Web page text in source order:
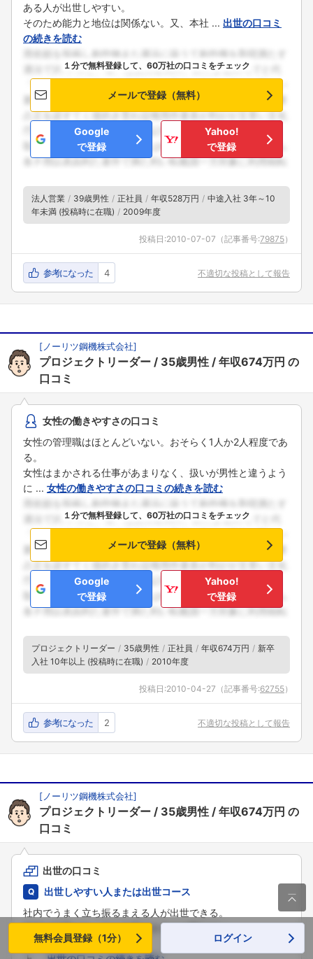
ある人が出世しやすい。
そのため能力と地位は関係ない。又、本社 ... 出世の口コミ
の続きを読む
１分で無料登録して、60万社の口コミをチェック
メールで登録（無料）
Google
で登録
Yahoo!
で登録
法人営業 39歳男性 正社員 年収528万円
中途入社 3年～10
年未満 (投稿時に在職)
2009年度
投稿日:2010-07-07 （記事番号:79875）
参考になった 4 不適切な投稿として報告
[ ノーリツ鋼機株式会社]
プロジェクトリーダー 35歳男性 年収674万円 の
口コミ
女性の働きやすさの口コミ
女性の管理職はほとんどいない。おそらく1人か2人程度であ
る。
女性はまかされる仕事があまりなく、扱いが男性と違うよう
に ... 女性の働きやすさの口コミの続きを読む
１分で無料登録して、60万社の口コミをチェック
メールで登録（無料）
Google
で登録
Yahoo!
で登録
プロジェクトリーダー 35歳男性 正社員 年収674万円
新卒
入社 10年以上 (投稿時に在職)
2010年度
投稿日:2010-04-27 （記事番号:62755）
参考になった 2 不適切な投稿として報告
[ ノーリツ鋼機株式会社]
プロジェクトリーダー 35歳男性 年収674万円 の
口コミ
出世の口コミ
出世しやすい人または出世コース
社内でうまく立ち振るまえる人が出世できる。
技術や知識があっても出世できるとは限らない。
努力は報われにくい。

無料会員登録（1分） ログイン